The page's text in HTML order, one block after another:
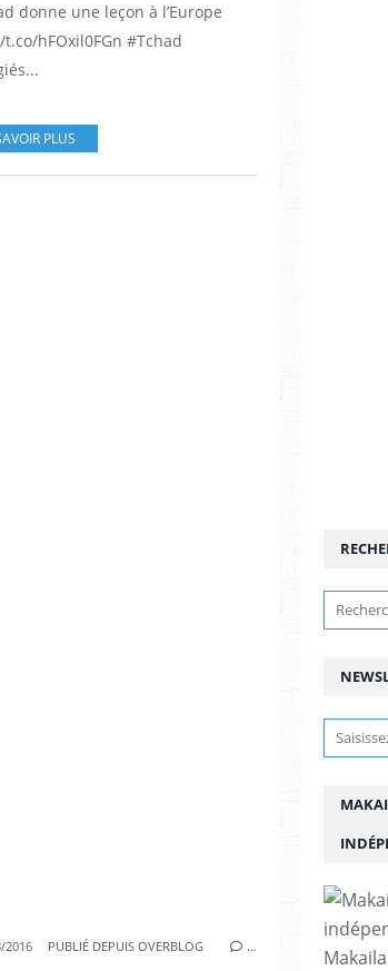
donne une leçon à l’Europe
hFOxil0FGn #Tchad
PLUS
2016 PUBLIÉ DEPUIS OVERBLOG …